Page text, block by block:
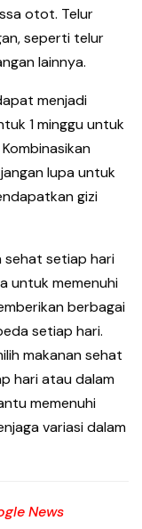
otot. Telur
seperti telur
lainnya.
menjadi
1 minggu untuk
lupa untuk
gizi
sehat setiap hari
untuk memenuhi
berbagai
setiap hari.
makanan sehat
hari atau dalam
memenuhi
variasi dalam
News